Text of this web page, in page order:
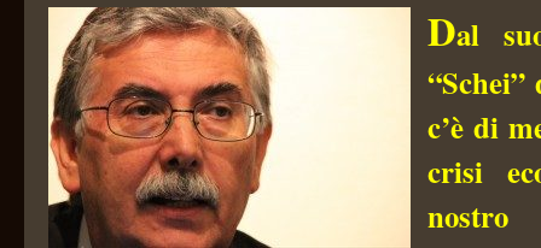
Dal
“Schei”
c’è di
crisi